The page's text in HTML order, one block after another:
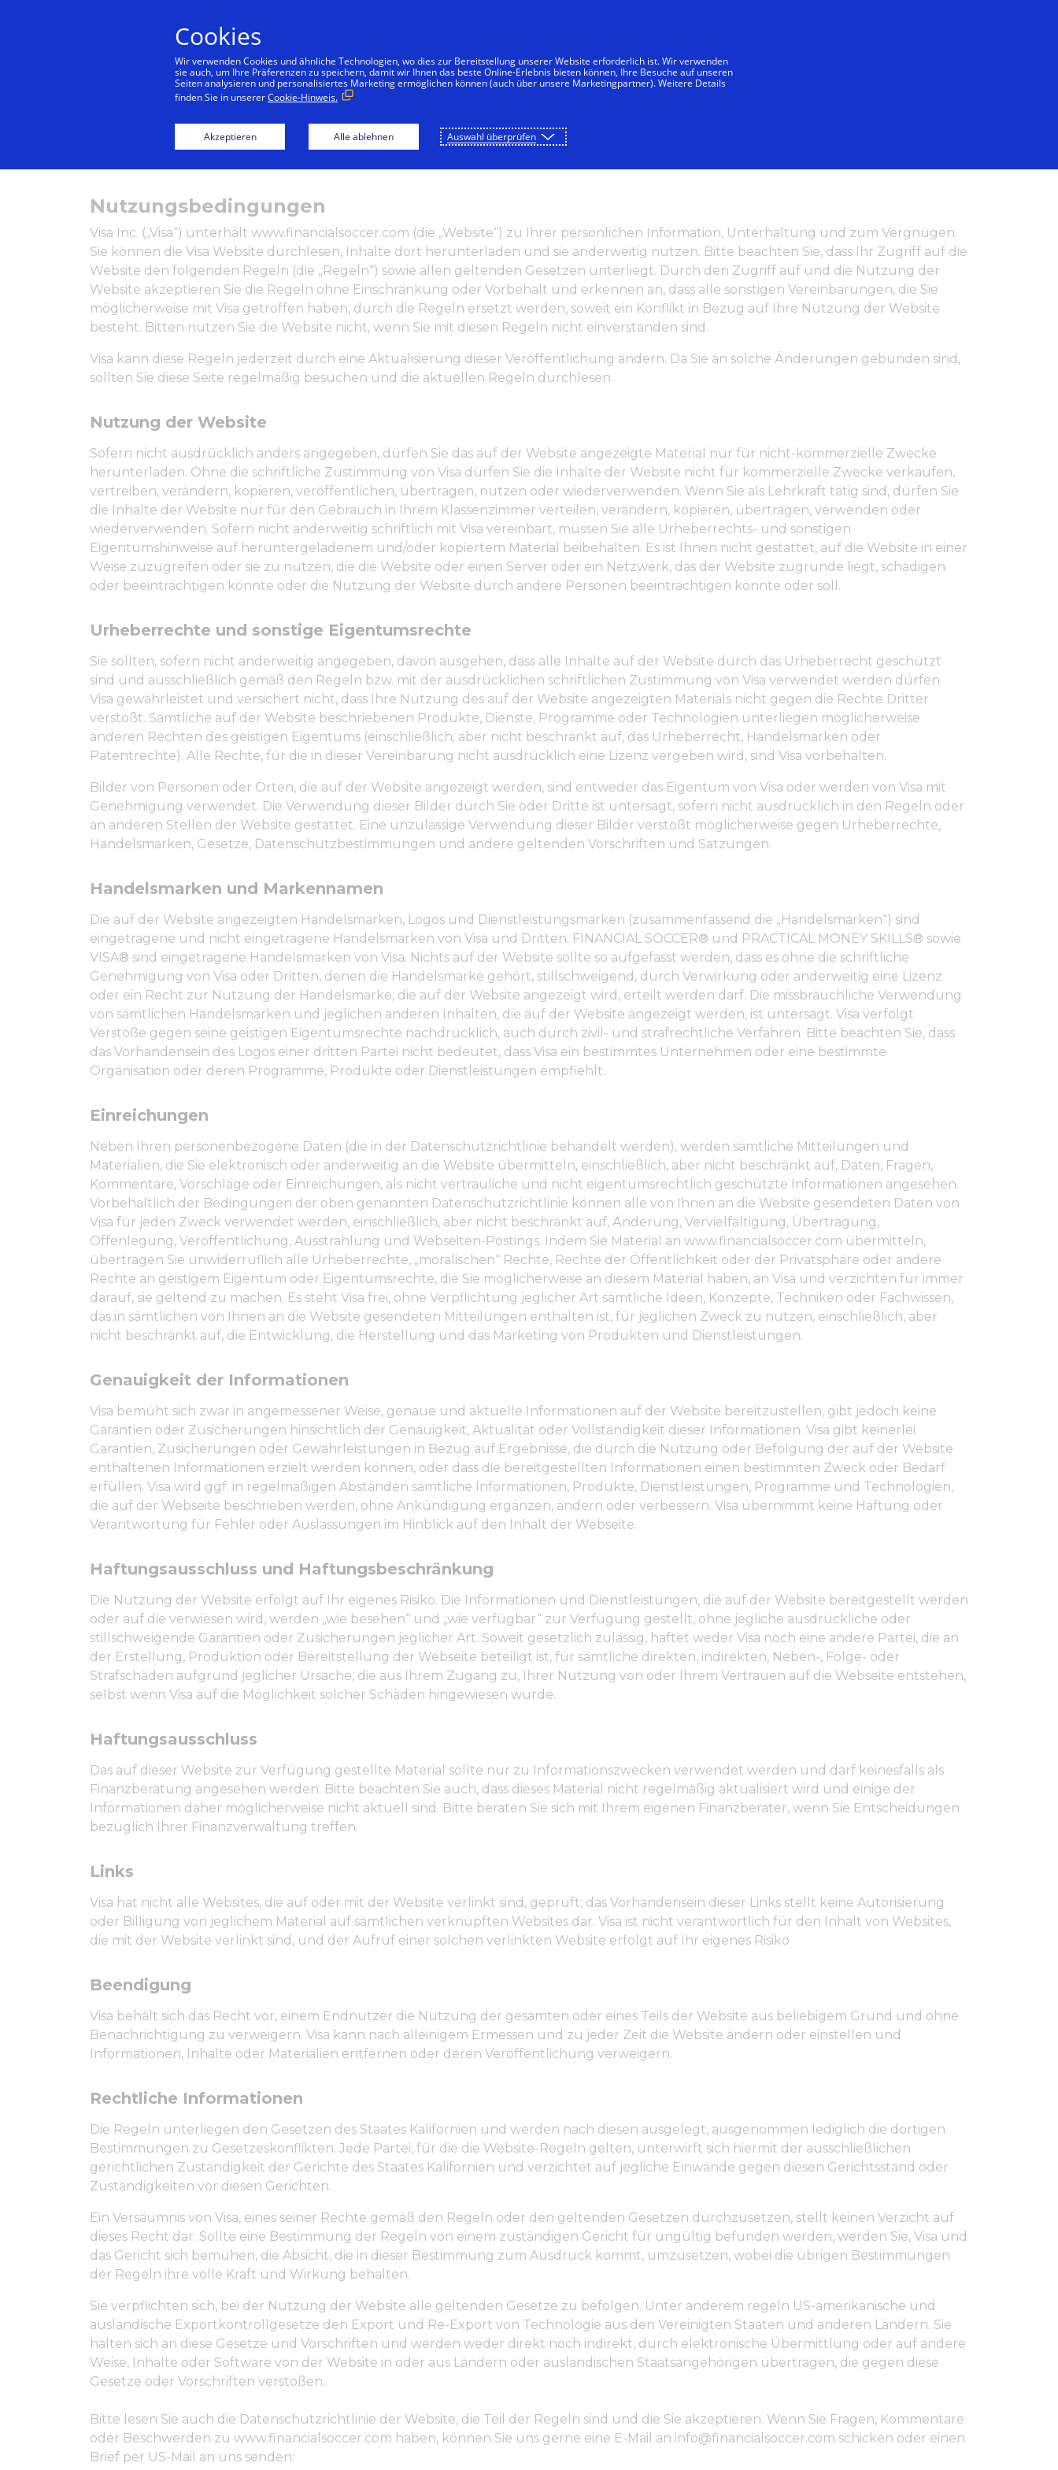
STARTSEITE
Nutzungsbedingungen
Visa Inc. („Visa“) unterhält www.financialsoccer.com (die „Website“) zu Ihrer persönlichen Information, Unterhaltung und zum Vergnügen.
Sie können die Visa Website durchlesen, Inhalte dort herunterladen und sie anderweitig nutzen. Bitte beachten Sie, dass Ihr Zugriff auf die
Website den folgenden Regeln (die „Regeln“) sowie allen geltenden Gesetzen unterliegt. Durch den Zugriff auf und die Nutzung der
Website akzeptieren Sie die Regeln ohne Einschränkung oder Vorbehalt und erkennen an, dass alle sonstigen Vereinbarungen, die Sie
möglicherweise mit Visa getroffen haben, durch die Regeln ersetzt werden, soweit ein Konflikt in Bezug auf Ihre Nutzung der Website
besteht. Bitten nutzen Sie die Website nicht, wenn Sie mit diesen Regeln nicht einverstanden sind.
Visa kann diese Regeln jederzeit durch eine Aktualisierung dieser Veröffentlichung ändern. Da Sie an solche Änderungen gebunden sind,
sollten Sie diese Seite regelmäßig besuchen und die aktuellen Regeln durchlesen.
Nutzung der Website
Sofern nicht ausdrücklich anders angegeben, dürfen Sie das auf der Website angezeigte Material nur für nicht-kommerzielle Zwecke
herunterladen. Ohne die schriftliche Zustimmung von Visa dürfen Sie die Inhalte der Website nicht für kommerzielle Zwecke verkaufen,
vertreiben, verändern, kopieren, veröffentlichen, übertragen, nutzen oder wiederverwenden. Wenn Sie als Lehrkraft tätig sind, dürfen Sie
die Inhalte der Website nur für den Gebrauch in Ihrem Klassenzimmer verteilen, verändern, kopieren, übertragen, verwenden oder
wiederverwenden. Sofern nicht anderweitig schriftlich mit Visa vereinbart, müssen Sie alle Urheberrechts- und sonstigen
Eigentumshinweise auf heruntergeladenem und/oder kopiertem Material beibehalten. Es ist Ihnen nicht gestattet, auf die Website in einer
Weise zuzugreifen oder sie zu nutzen, die die Website oder einen Server oder ein Netzwerk, das der Website zugrunde liegt, schädigen
oder beeinträchtigen könnte oder die Nutzung der Website durch andere Personen beeinträchtigen könnte oder soll.
Urheberrechte und sonstige Eigentumsrechte
Sie sollten, sofern nicht anderweitig angegeben, davon ausgehen, dass alle Inhalte auf der Website durch das Urheberrecht geschützt
sind und ausschließlich gemäß den Regeln bzw. mit der ausdrücklichen schriftlichen Zustimmung von Visa verwendet werden dürfen.
Visa gewährleistet und versichert nicht, dass Ihre Nutzung des auf der Website angezeigten Materials nicht gegen die Rechte Dritter
verstößt. Sämtliche auf der Website beschriebenen Produkte, Dienste, Programme oder Technologien unterliegen möglicherweise
anderen Rechten des geistigen Eigentums (einschließlich, aber nicht beschränkt auf, das Urheberrecht, Handelsmarken oder
Patentrechte). Alle Rechte, für die in dieser Vereinbarung nicht ausdrücklich eine Lizenz vergeben wird, sind Visa vorbehalten.
Bilder von Personen oder Orten, die auf der Website angezeigt werden, sind entweder das Eigentum von Visa oder werden von Visa mit
Genehmigung verwendet. Die Verwendung dieser Bilder durch Sie oder Dritte ist untersagt, sofern nicht ausdrücklich in den Regeln oder
an anderen Stellen der Website gestattet. Eine unzulässige Verwendung dieser Bilder verstößt möglicherweise gegen Urheberrechte,
Handelsmarken, Gesetze, Datenschutzbestimmungen und andere geltenden Vorschriften und Satzungen.
Handelsmarken und Markennamen
Die auf der Website angezeigten Handelsmarken, Logos und Dienstleistungsmarken (zusammenfassend die „Handelsmarken“) sind
eingetragene und nicht eingetragene Handelsmarken von Visa und Dritten. FINANCIAL SOCCER® und PRACTICAL MONEY SKILLS® sowie
VISA® sind eingetragene Handelsmarken von Visa. Nichts auf der Website sollte so aufgefasst werden, dass es ohne die schriftliche
Genehmigung von Visa oder Dritten, denen die Handelsmarke gehört, stillschweigend, durch Verwirkung oder anderweitig eine Lizenz
oder ein Recht zur Nutzung der Handelsmarke, die auf der Website angezeigt wird, erteilt werden darf. Die missbräuchliche Verwendung
von sämtlichen Handelsmarken und jeglichen anderen Inhalten, die auf der Website angezeigt werden, ist untersagt. Visa verfolgt
Verstöße gegen seine geistigen Eigentumsrechte nachdrücklich, auch durch zivil- und strafrechtliche Verfahren. Bitte beachten Sie, dass
das Vorhandensein des Logos einer dritten Partei nicht bedeutet, dass Visa ein bestimmtes Unternehmen oder eine bestimmte
Organisation oder deren Programme, Produkte oder Dienstleistungen empfiehlt.
Einreichungen
Neben Ihren personenbezogene Daten (die in der Datenschutzrichtlinie behandelt werden), werden sämtliche Mitteilungen und
Materialien, die Sie elektronisch oder anderweitig an die Website übermitteln, einschließlich, aber nicht beschränkt auf, Daten, Fragen,
Kommentare, Vorschläge oder Einreichungen, als nicht vertrauliche und nicht eigentumsrechtlich geschützte Informationen angesehen.
Vorbehaltlich der Bedingungen der oben genannten Datenschutzrichtlinie können alle von Ihnen an die Website gesendeten Daten von
Visa für jeden Zweck verwendet werden, einschließlich, aber nicht beschränkt auf, Änderung, Vervielfältigung, Übertragung,
Offenlegung, Veröffentlichung, Ausstrahlung und Webseiten-Postings. Indem Sie Material an www.financialsoccer.com übermitteln,
übertragen Sie unwiderruflich alle Urheberrechte, „moralischen“ Rechte, Rechte der Öffentlichkeit oder der Privatsphäre oder andere
Rechte an geistigem Eigentum oder Eigentumsrechte, die Sie möglicherweise an diesem Material haben, an Visa und verzichten für immer
darauf, sie geltend zu machen. Es steht Visa frei, ohne Verpflichtung jeglicher Art sämtliche Ideen, Konzepte, Techniken oder Fachwissen,
das in sämtlichen von Ihnen an die Website gesendeten Mitteilungen enthalten ist, für jeglichen Zweck zu nutzen, einschließlich, aber
nicht beschränkt auf, die Entwicklung, die Herstellung und das Marketing von Produkten und Dienstleistungen.
Genauigkeit der Informationen
Visa bemüht sich zwar in angemessener Weise, genaue und aktuelle Informationen auf der Website bereitzustellen, gibt jedoch keine
Garantien oder Zusicherungen hinsichtlich der Genauigkeit, Aktualität oder Vollständigkeit dieser Informationen. Visa gibt keinerlei
Garantien, Zusicherungen oder Gewährleistungen in Bezug auf Ergebnisse, die durch die Nutzung oder Befolgung der auf der Website
enthaltenen Informationen erzielt werden können, oder dass die bereitgestellten Informationen einen bestimmten Zweck oder Bedarf
erfüllen. Visa wird ggf. in regelmäßigen Abständen sämtliche Informationen, Produkte, Dienstleistungen, Programme und Technologien,
die auf der Webseite beschrieben werden, ohne Ankündigung ergänzen, ändern oder verbessern. Visa übernimmt keine Haftung oder
Verantwortung für Fehler oder Auslassungen im Hinblick auf den Inhalt der Webseite.
Haftungsausschluss und Haftungsbeschränkung
Die Nutzung der Website erfolgt auf Ihr eigenes Risiko. Die Informationen und Dienstleistungen, die auf der Website bereitgestellt werden
oder auf die verwiesen wird, werden „wie besehen“ und „wie verfügbar“ zur Verfügung gestellt, ohne jegliche ausdrückliche oder
stillschweigende Garantien oder Zusicherungen jeglicher Art. Soweit gesetzlich zulässig, haftet weder Visa noch eine andere Partei, die an
der Erstellung, Produktion oder Bereitstellung der Webseite beteiligt ist, für sämtliche direkten, indirekten, Neben-, Folge- oder
Strafschäden aufgrund jeglicher Ursache, die aus Ihrem Zugang zu, Ihrer Nutzung von oder Ihrem Vertrauen auf die Webseite entstehen,
selbst wenn Visa auf die Möglichkeit solcher Schäden hingewiesen wurde.
Haftungsausschluss
Das auf dieser Website zur Verfügung gestellte Material sollte nur zu Informationszwecken verwendet werden und darf keinesfalls als
Finanzberatung angesehen werden. Bitte beachten Sie auch, dass dieses Material nicht regelmäßig aktualisiert wird und einige der
Informationen daher möglicherweise nicht aktuell sind. Bitte beraten Sie sich mit Ihrem eigenen Finanzberater, wenn Sie Entscheidungen
bezüglich Ihrer Finanzverwaltung treffen.
Links
Visa hat nicht alle Websites, die auf oder mit der Website verlinkt sind, geprüft; das Vorhandensein dieser Links stellt keine Autorisierung
oder Billigung von jeglichem Material auf sämtlichen verknüpften Websites dar. Visa ist nicht verantwortlich für den Inhalt von Websites,
die mit der Website verlinkt sind, und der Aufruf einer solchen verlinkten Website erfolgt auf Ihr eigenes Risiko
Beendigung
Visa behält sich das Recht vor, einem Endnutzer die Nutzung der gesamten oder eines Teils der Website aus beliebigem Grund und ohne
Benachrichtigung zu verweigern. Visa kann nach alleinigem Ermessen und zu jeder Zeit die Website ändern oder einstellen und
Informationen, Inhalte oder Materialien entfernen oder deren Veröffentlichung verweigern.
Rechtliche Informationen
Die Regeln unterliegen den Gesetzen des Staates Kalifornien und werden nach diesen ausgelegt, ausgenommen lediglich die dortigen
Bestimmungen zu Gesetzeskonflikten. Jede Partei, für die die Website-Regeln gelten, unterwirft sich hiermit der ausschließlichen
gerichtlichen Zuständigkeit der Gerichte des Staates Kalifornien und verzichtet auf jegliche Einwände gegen diesen Gerichtsstand oder
Zuständigkeiten vor diesen Gerichten.
Ein Versäumnis von Visa, eines seiner Rechte gemäß den Regeln oder den geltenden Gesetzen durchzusetzen, stellt keinen Verzicht auf
dieses Recht dar. Sollte eine Bestimmung der Regeln von einem zuständigen Gericht für ungültig befunden werden, werden Sie, Visa und
das Gericht sich bemühen, die Absicht, die in dieser Bestimmung zum Ausdruck kommt, umzusetzen, wobei die übrigen Bestimmungen
der Regeln ihre volle Kraft und Wirkung behalten.
Sie verpflichten sich, bei der Nutzung der Website alle geltenden Gesetze zu befolgen. Unter anderem regeln US-amerikanische und
ausländische Exportkontrollgesetze den Export und Re-Export von Technologie aus den Vereinigten Staaten und anderen Ländern. Sie
halten sich an diese Gesetze und Vorschriften und werden weder direkt noch indirekt, durch elektronische Übermittlung oder auf andere
Weise, Inhalte oder Software von der Website in oder aus Ländern oder ausländischen Staatsangehörigen übertragen, die gegen diese
Gesetze oder Vorschriften verstoßen.
Bitte lesen Sie auch die Datenschutzrichtlinie der Website, die Teil der Regeln sind und die Sie akzeptieren. Wenn Sie Fragen, Kommentare
oder Beschwerden zu www.financialsoccer.com haben, können Sie uns gerne eine E-Mail an info@financialsoccer.com schicken oder einen
Brief per US-Mail an uns senden:
Cookies
Wir verwenden Cookies und ähnliche Technologien, wo dies zur Bereitstellung unserer Website erforderlich ist. Wir verwenden
sie auch, um Ihre Präferenzen zu speichern, damit wir Ihnen das beste Online-Erlebnis bieten können, Ihre Besuche auf unseren
Seiten analysieren und personalisiertes Marketing ermöglichen können (auch über unsere Marketingpartner). Weitere Details
finden Sie in unsererCookie-Hinweis.
Akzeptieren Alle ablehnen Auswahl überprüfen